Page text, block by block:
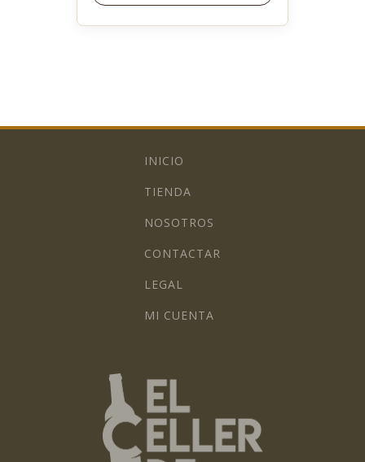
INICIO
TIENDA
NOSOTROS
CONTACTAR
LEGAL
MI CUENTA